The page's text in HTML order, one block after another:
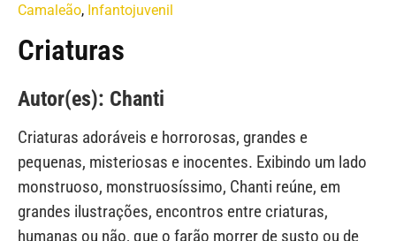
Camaleão, Infantojuvenil
Criaturas
Autor(es): Chanti
Criaturas adoráveis e horrorosas, grandes e
pequenas, misteriosas e inocentes. Exibindo um lado
monstruoso, monstruosíssimo, Chanti reúne, em
grandes ilustrações, encontros entre criaturas,
humanas ou não, que o farão morrer de susto ou de